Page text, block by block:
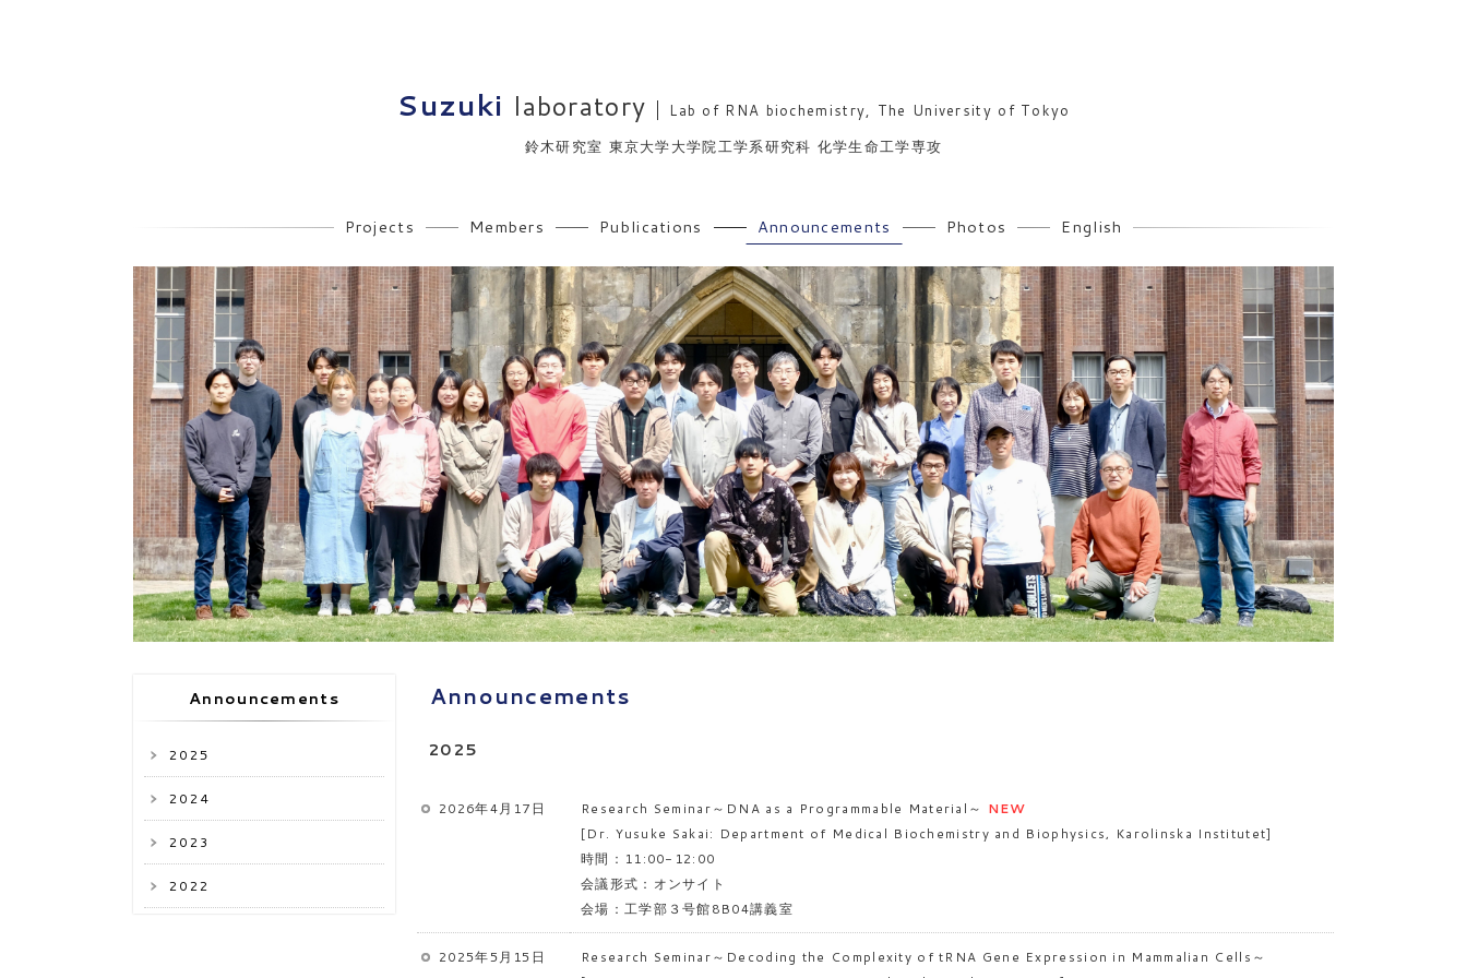
Suzuki laboratory
Lab of RNA biochemistry, The University of Tokyo
鈴木研究室 東京大学大学院工学系研究科 化学生命工学専攻
Projects Members Publications Announcements Photos English
Announcements
2025
2024
2023
2022
Announcements
2025
2026年4月17日 Research Seminar～DNA as a Programmable Material～ NEW
[Dr. Yusuke Sakai: Department of Medical Biochemistry and Biophysics, Karolinska Institutet]
時間：11:00-12:00
会議形式：オンサイト
会場：工学部３号館8B04講義室
2025年5月15日
Research Seminar～Decoding the Complexity of tRNA Gene Expression in Mammalian Cells～